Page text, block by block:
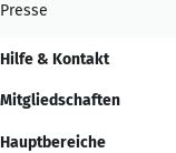
Presse
Hilfe & Kontakt
Mitgliedschaften
Hauptbereiche